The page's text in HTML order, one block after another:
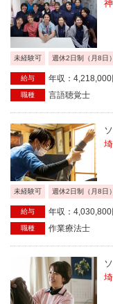
未経験可 週休2日制（月8日）
給与 年収：
職種 言語聴覚士
未経験可 週休2日制（月8日）
給与 年収：
職種 作業療法士